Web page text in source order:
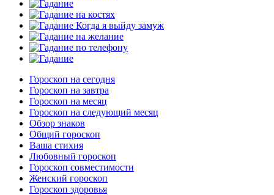
Гороскоп на сегодня
Гороскоп на завтра
Гороскоп на месяц
Гороскоп на следующий месяц
Обзор знаков
Общий гороскоп
Ваша стихия
Любовный гороскоп
Гороскоп совместимости
Женский гороскоп
Гороскоп здоровья